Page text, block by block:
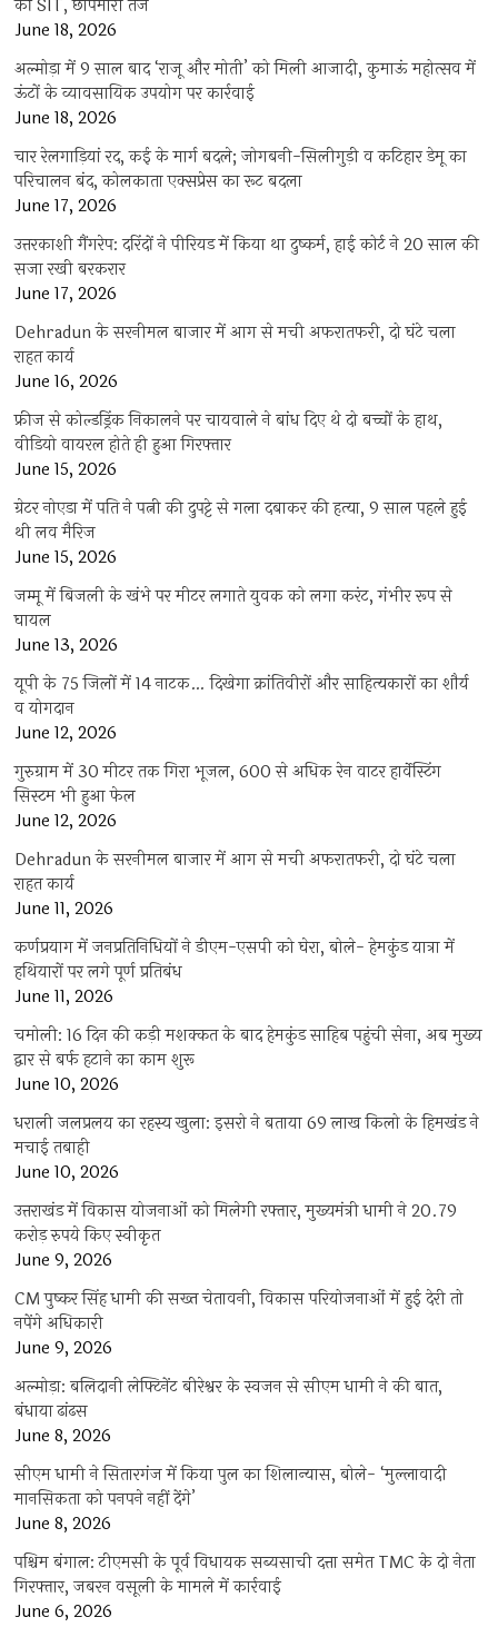
की SIT, छापेमारी तेज
June 18, 2026
अल्मोड़ा में 9 साल बाद ‘राजू और मोती’ को मिली आजादी, कुमाऊं महोत्सव में
ऊंटों के व्यावसायिक उपयोग पर कार्रवाई
June 18, 2026
चार रेलगाड़ियां रद, कई के मार्ग बदले; जोगबनी-सिलीगुड़ी व कटिहार डेमू का
परिचालन बंद, कोलकाता एक्सप्रेस का रूट बदला
June 17, 2026
उत्तरकाशी गैंगरेप: दरिंदों ने पीरियड में किया था दुष्कर्म, हाई कोर्ट ने 20 साल की
सजा रखी बरकरार
June 17, 2026
Dehradun के सरनीमल बाजार में आग से मची अफरातफरी, दो घंटे चला
राहत कार्य
June 16, 2026
फ्रीज से कोल्डड्रिंक निकालने पर चायवाले ने बांध दिए थे दो बच्चों के हाथ,
वीडियो वायरल होते ही हुआ गिरफ्तार
June 15, 2026
ग्रेटर नोएडा में पति ने पत्नी की दुपट्टे से गला दबाकर की हत्या, 9 साल पहले हुई
थी लव मैरिज
June 15, 2026
जम्मू में बिजली के खंभे पर मीटर लगाते युवक को लगा करंट, गंभीर रूप से
घायल
June 13, 2026
यूपी के 75 जिलों में 14 नाटक… दिखेगा क्रांतिवीरों और साहित्यकारों का शौर्य
व योगदान
June 12, 2026
गुरुग्राम में 30 मीटर तक गिरा भूजल, 600 से अधिक रेन वाटर हार्वेस्टिंग
सिस्टम भी हुआ फेल
June 12, 2026
Dehradun के सरनीमल बाजार में आग से मची अफरातफरी, दो घंटे चला
राहत कार्य
June 11, 2026
कर्णप्रयाग में जनप्रतिनिधियों ने डीएम-एसपी को घेरा, बोले- हेमकुंड यात्रा में
हथियारों पर लगे पूर्ण प्रतिबंध
June 11, 2026
चमोली: 16 दिन की कड़ी मशक्कत के बाद हेमकुंड साहिब पहुंची सेना, अब मुख्य
द्वार से बर्फ हटाने का काम शुरू
June 10, 2026
धराली जलप्रलय का रहस्य खुला: इसरो ने बताया 69 लाख किलो के हिमखंड ने
मचाई तबाही
June 10, 2026
उत्तराखंड में विकास योजनाओं को मिलेगी रफ्तार, मुख्यमंत्री धामी ने 20.79
करोड़ रुपये किए स्वीकृत
June 9, 2026
CM पुष्कर सिंह धामी की सख्त चेतावनी, विकास परियोजनाओं में हुई देरी तो
नपेंगे अधिकारी
June 9, 2026
अल्मोड़ा: बलिदानी लेफ्टिनेंट बीरेश्वर के स्वजन से सीएम धामी ने की बात,
बंधाया ढांढस
June 8, 2026
सीएम धामी ने सितारगंज में किया पुल का शिलान्यास, बोले- ‘मुल्लावादी
मानसिकता को पनपने नहीं देंगे’
June 8, 2026
पश्चिम बंगाल: टीएमसी के पूर्व विधायक सब्यसाची दत्ता समेत TMC के दो नेता
गिरफ्तार, जबरन वसूली के मामले में कार्रवाई
June 6, 2026